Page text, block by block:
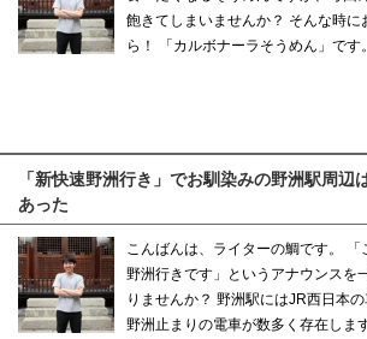
飽きてしまいませんか？ そんな時に
ら！ 「カルボナーラそうめん」です
「新快速野洲行き」でお馴染みの野洲駅周辺
あった
こんばんは、ライターの鯛です。
野洲行きです」というアナウンスを
りませんか？ 野洲駅にはJR西日本の
野洲止まりの電車が数多く存在しま